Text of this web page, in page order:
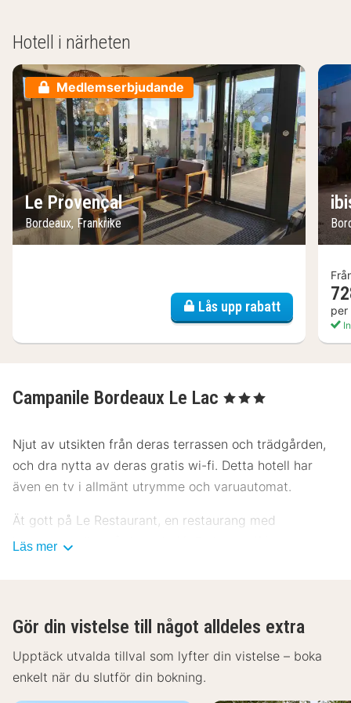
Hotell i närheten
Medlemserbjudande
Le Provençal
Bordeaux, Frankrike
Lås upp rabatt per
Campanile Bordeaux Le Lac , 3 Stjärnor
Njut av utsikten från deras terrassen och trädgården,
och dra nytta av deras gratis wi-fi. Detta hotell har
även en tv i allmänt utrymme och varuautomat.
Ät gott på Le Restaurant, en restaurang med
loungebar, eller på deras kafé. Frukostbuffé serveras
Detta boende har fått sin officiella stjärngradering från
Frankrikes Turistutvecklingsbyrå, ATOUT France.
Gäster har tillgång till bland annat gratis dagstidningar
Läs mer
Gör din vistelse till något alldeles extra
Upptäck utvalda tillval som lyfter din vistelse – boka
enkelt när du slutför din bokning.